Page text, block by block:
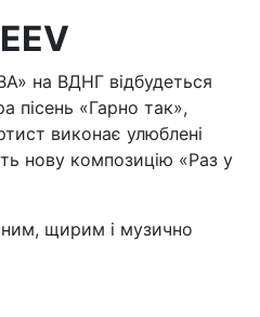
на ВДНГ відбудеться
пісень «Гарно так»,
виконає улюблені
нову композицію «Раз у
щирим і музично